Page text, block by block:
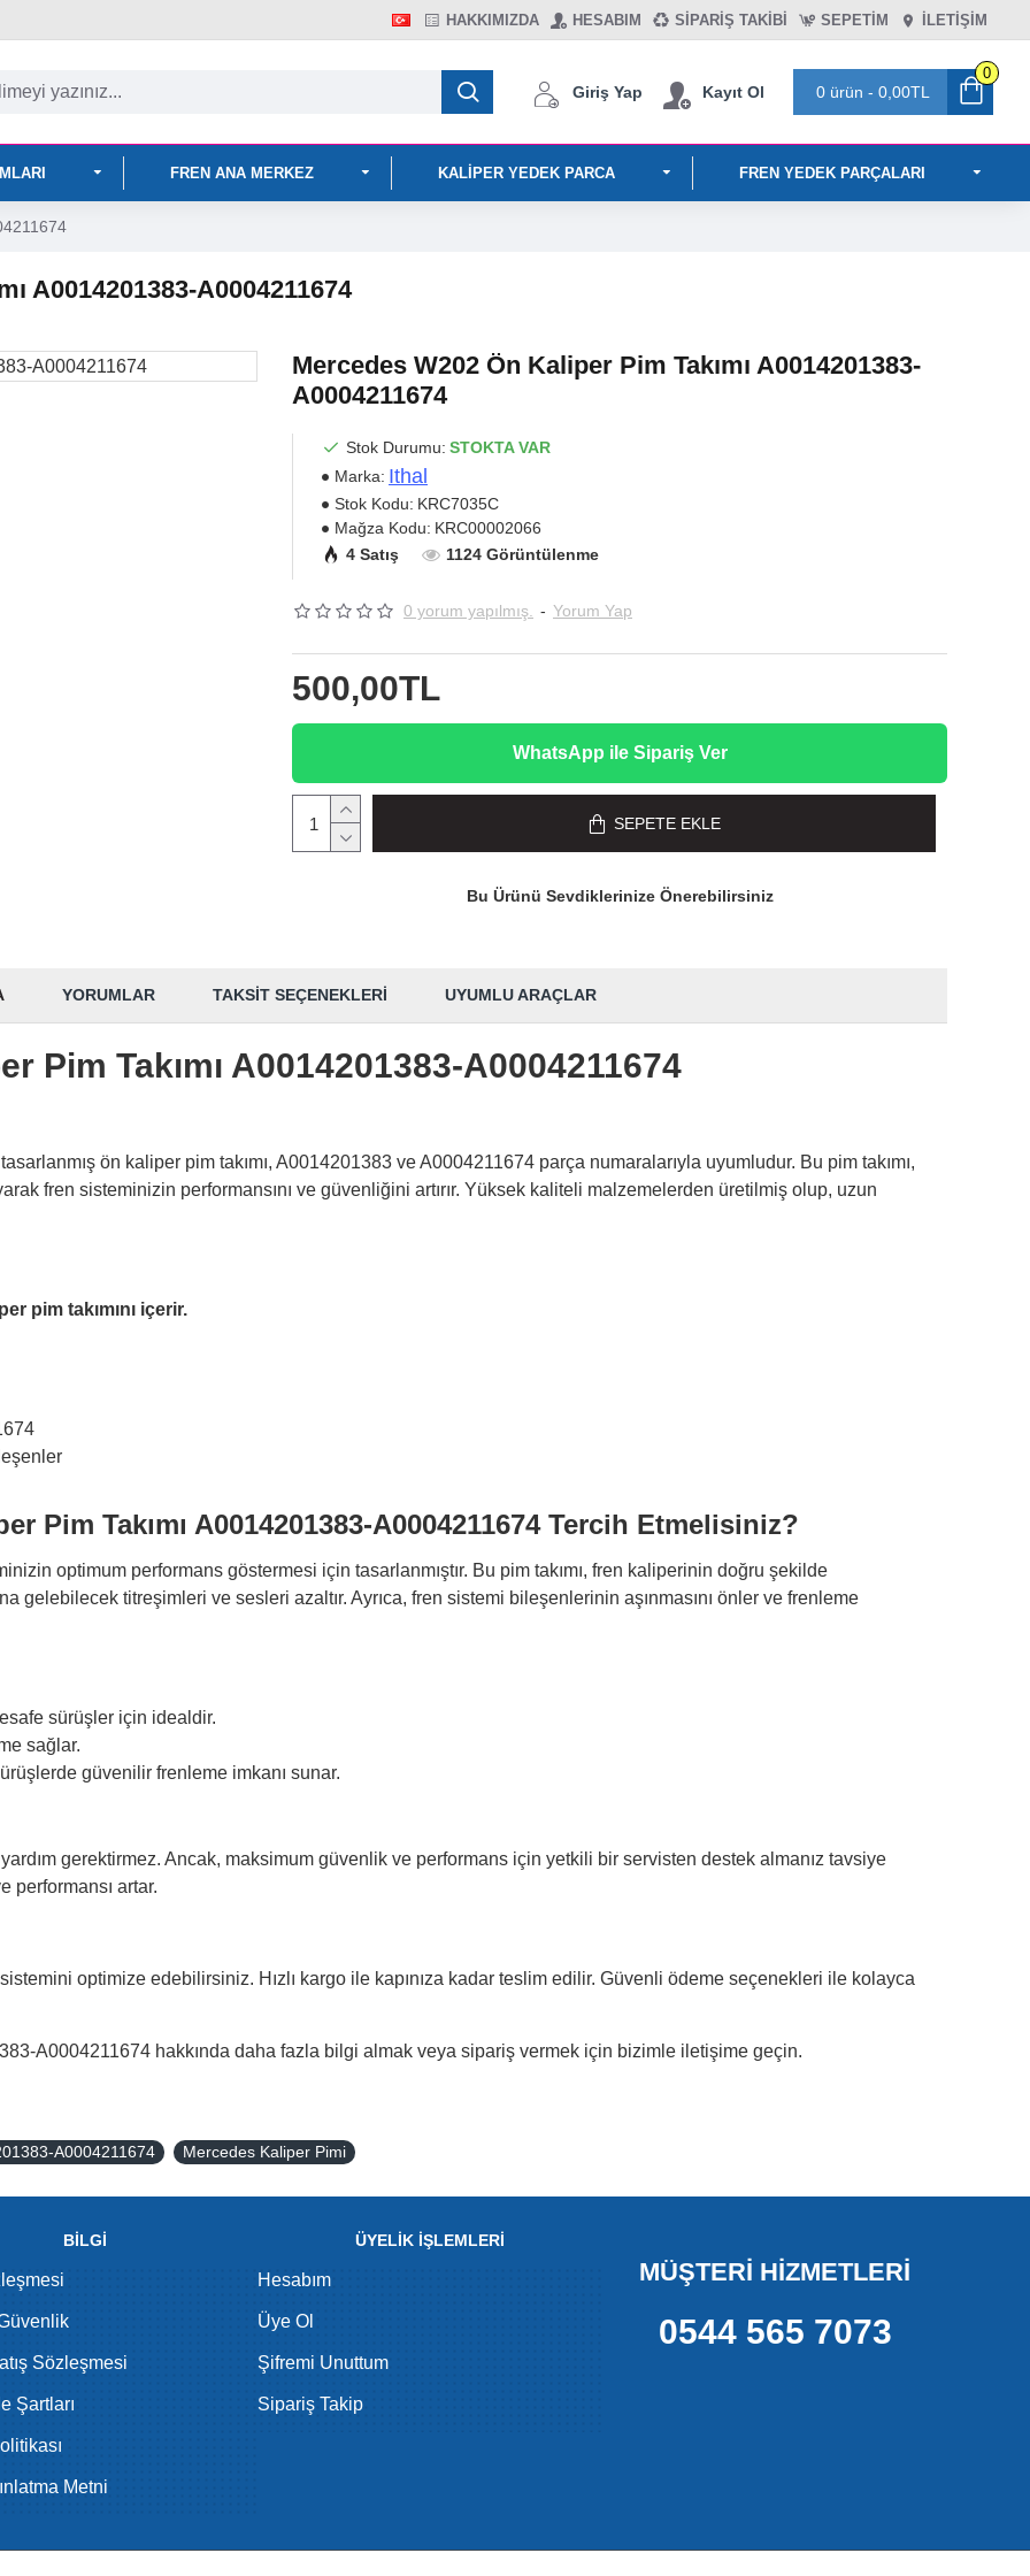
HAKKIMIZDA HESABIM SIPARIŞ TAKIBI SEPETIM İLETİŞİM
Giriş Yap Kayıt Ol 0 ürün - 0,00TL
0
FREN ANA MERKEZ KALIPER YEDEK PARCA FREN YEDEK PARÇALARI
A0014201383-A0004211674
Mercedes W202 Ön Kaliper Pim Takımı A0014201383-
A0004211674
Stok Durumu: STOKTA VAR
Marka: Ithal
Stok Kodu: KRC7035C
Mağza Kodu: KRC00002066
4 Satış
1124 Görüntülenme
0 yorum yapılmış. - Yorum Yap
500,00TL
WhatsApp ile Sipariş Ver
SEPETE EKLE
Bu Ürünü Sevdiklerinize Önerebilirsiniz
YORUMLAR TAKSIT SEÇENEKLERI UYUMLU ARAÇLAR
Pim Takımı A0014201383-A0004211674
ön kaliper pim takımı, A0014201383 ve A0004211674 parça numaralarıyla uyumludur. Bu pim takımı,
fren sisteminizin performansını ve güvenliğini artırır. Yüksek kaliteli malzemelerden üretilmiş olup, uzun
pim takımını içerir.
Pim Takımı A0014201383-A0004211674 Tercih Etmelisiniz?
optimum performans göstermesi için tasarlanmıştır. Bu pim takımı, fren kaliperinin doğru şekilde
gelebilecek titreşimleri ve sesleri azaltır. Ayrıca, fren sistemi bileşenlerinin aşınmasını önler ve frenleme
sürüşler için idealdir.
sağlar.
güvenilir frenleme imkanı sunar.
gerektirmez. Ancak, maksimum güvenlik ve performans için yetkili bir servisten destek almanız tavsiye
performansı artar.
optimize edebilirsiniz. Hızlı kargo ile kapınıza kadar teslim edilir. Güvenli ödeme seçenekleri ile kolayca
A0004211674 hakkında daha fazla bilgi almak veya sipariş vermek için bizimle iletişime geçin.
A0004211674 Mercedes Kaliper Pimi
BİLGİ
Sözleşmesi
Şartları
Metni
ÜYELİK İŞLEMLERİ
Hesabım
Üye Ol
Şifremi Unuttum
Sipariş Takip
MÜŞTERİ HİZMETLERİ
0544 565 7073